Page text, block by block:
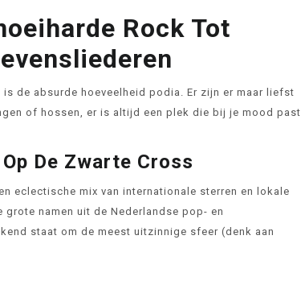
Rock Tot
de absurde hoeveelheid podia. Er zijn er maar liefst
of hossen, er is altijd een plek die bij je mood past.
De Zwarte Cross
eclectische mix van internationale sterren en lokale
namen uit de Nederlandse pop- en
staat om de meest uitzinnige sfeer (denk aan